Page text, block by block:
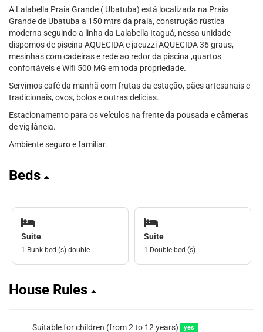
A Lalabella Praia Grande ( Ubatuba) está localizada na Praia
Grande de Ubatuba a 150 mtrs da praia, construção rústica
moderna seguindo a linha da Lalabella Itaguá, nessa unidade
dispomos de piscina AQUECIDA e jacuzzi AQUECIDA 36 graus,
mesinhas com cadeiras e rede ao redor da piscina ,quartos
confortáveis e Wifi 500 MG em toda propriedade.
Servimos café da manhã com frutas da estação, pães artesanais e
tradicionais, ovos, bolos e outras delícias.
Estacionamento para os veículos na frente da pousada e câmeras
de vigilância.
Ambiente seguro e familiar.
Beds
Suite
1 Bunk bed (s) double
Suite
1 Double bed (s)
House Rules
Suitable for children (from 2 to 12 years) yes